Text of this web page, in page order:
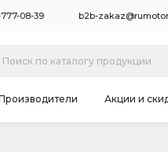
08-39 b2b-
Акции и